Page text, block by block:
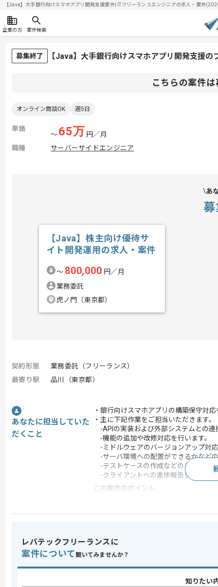
【Java】大手銀行向けスマホアプリ開発支援案件| ITフリーランスエンジニアの求人・案件
企業の方 案件検索
募集終了 【Java】大手銀行向けスマホアプリ開発支援の
こちらの案件
オンライン商談OK 週5日
単価
〜65万 円／月
職種
サーバーサイドエンジニア
あ
【Java】株主向け優待サ
イト開発運用の求人・案件
〜 800,000 円／月
業務委託
虎ノ門（東京都）
契約形態
業務委託（フリーランス）
最寄り駅
品川（東京都）
あなたに担当していた
だくこと
・銀行向けスマホアプリの構築保守対
・主に下記作業をご担当いただきます。
-APIの実装および外部システムとの連
-機能の追加や改修対応を行います。
-ミドルウェアのバージョンアップ対
-サーバ環境への配置ができるかなど
-テストケースの作成などのテスト対
-クライアントへの進捗報告を行いま
この案件のポイント
求めるスキル
レバテックフリーランスに
案件について 聞いてみませんか？
知りたい